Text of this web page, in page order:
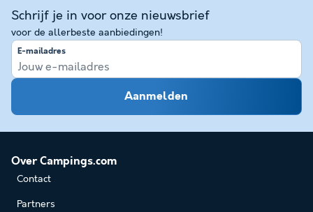
Schrijf je in voor onze nieuwsbrief
voor de allerbeste aanbiedingen!
E-mailadres
Aanmelden
Over Campings.com
Contact
Partners